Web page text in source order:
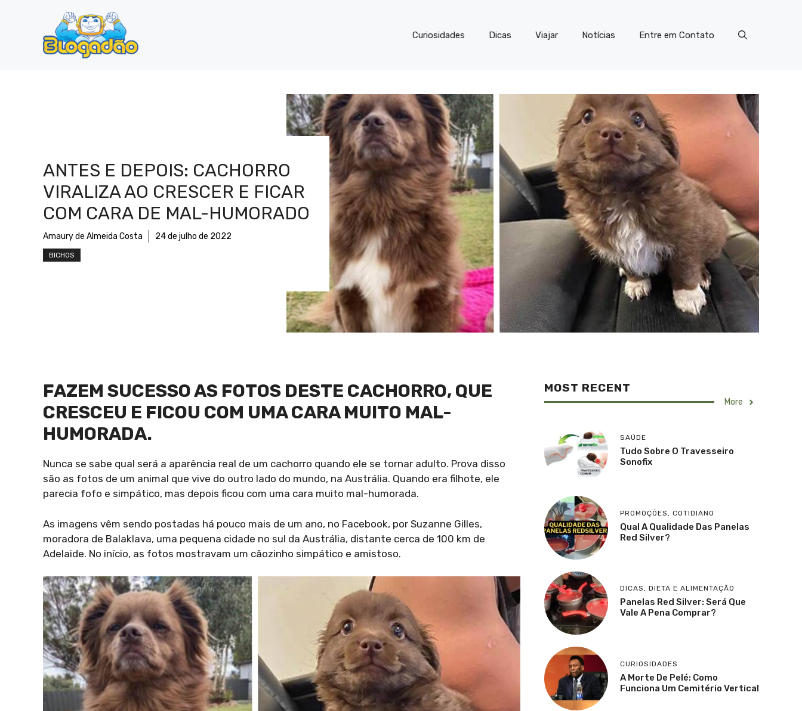
conteúdo
Curiosidades Dicas Viajar Notícias Entre em Contato
ANTES E DEPOIS: CACHORRO
VIRALIZA AO CRESCER E FICAR
COM CARA DE MAL-HUMORADO
Amaury de Almeida Costa 24 de julho de 2022
BICHOS
FAZEM SUCESSO AS FOTOS DESTE CACHORRO, QUE
CRESCEU E FICOU COM UMA CARA MUITO MAL-
HUMORADA.
Nunca se sabe qual será a aparência real de um cachorro quando ele se tornar adulto. Prova disso
são as fotos de um animal que vive do outro lado do mundo, na Austrália. Quando era filhote, ele
parecia fofo e simpático, mas depois ficou com uma cara muito mal-humorada.
As imagens vêm sendo postadas há pouco mais de um ano, no Facebook, por Suzanne Gilles,
moradora de Balaklava, uma pequena cidade no sul da Austrália, distante cerca de 100 km de
Adelaide. No início, as fotos mostravam um cãozinho simpático e amistoso.
MOST RECENT
More
SAÚDE
Tudo Sobre O Travesseiro
Sonofix
PROMOÇÕES , COTIDIANO
Qual A Qualidade Das Panelas
Red Silver?
DICAS, DIETA E ALIMENTAÇÃO
Panelas Red Silver: Será Que
Vale A Pena Comprar?
CURIOSIDADES
A Morte De Pelé: Como
Funciona Um Cemitério Vertical